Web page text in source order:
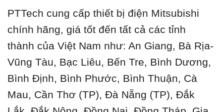
PTTech cung cấp thiết bị điện Mitsubishi
chính hãng, giá tốt đến tất cả các tỉnh
thành của Việt Nam như: An Giang, Bà Rịa-
Vũng Tàu, Bạc Liêu, Bến Tre, Bình Dương,
Bình Định, Bình Phước, Bình Thuận, Cà
Mau, Cần Thơ (TP), Đà Nẵng (TP), Đắk